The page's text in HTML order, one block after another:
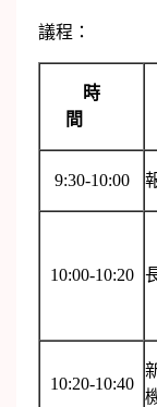
議程：
時
間
9:30-10:00
10:00-10:20
10:20-10:40